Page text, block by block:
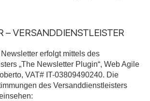
– VERSANDDIENSTLEISTER
erfolgt mittels des
„The Newsletter Plugin“, Web Agile
VAT# IT-03809490240. Die
des Versanddienstleisters